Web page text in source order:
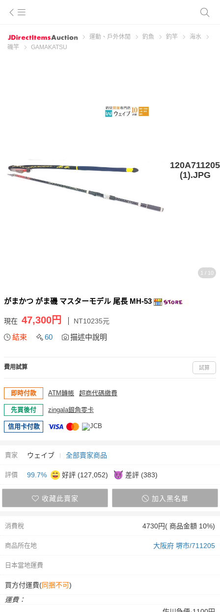
運動、戶外休閒 釣魚 釣竿
海水
磯竿
GAMAKATSU
1 / 10
120A711205
(1).JPG
がまかつ がま磯 マスターモデル 尾長 MH-53
現在 47,300円 NT10235元
結束 60 描述中說明
費用試算 試算
即時付款 ATM轉帳 超商代碼繳費
先買後付 zingala銀角零卡
信用卡付款
賣家 ウェイブ 全部賣家商品
評價 99.7% 好評 (127,052) 差評 (383)
收藏此賣家 加入黑名單
消費稅 4730円( 商品金額 10%)
商品所在地 大阪府 堺市/711205
日本當地運費
買方付運費(同捆不可)
運費：